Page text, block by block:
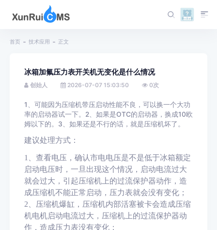
首页 技术应用 正文
冰箱加氟压力表开关机无变化是什么情况
创始人 2026-07-07 15:03:50 0次
1、可能因为压缩机带压启动性能不良，可以换一个大功
率的启动器试一下。2、如果是OTC的启动器，换成10欧
姆以下的。3、如果还是不行的话，就是压缩机坏了。
建议处理方式：
1、查看电压，确认市电电压是不是低于冰箱额定
启动电压时，一旦出现这个情况，启动电流过大
就会过大，引起压缩机上的过流保护器动作，造
成压缩机不能正常启动，压力表就会没有变化；
2、压缩机爆缸，压缩机内部活塞被卡会造成压缩
机电机启动电流过大，压缩机上的过流保护器动
作，造成压力表没有变化；